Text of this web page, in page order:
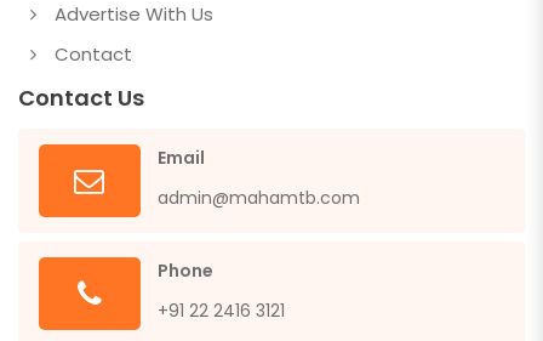
Advertise With Us
Contact
Contact Us
Email
admin@mahamtb.com
Phone
+91 22 2416 3121